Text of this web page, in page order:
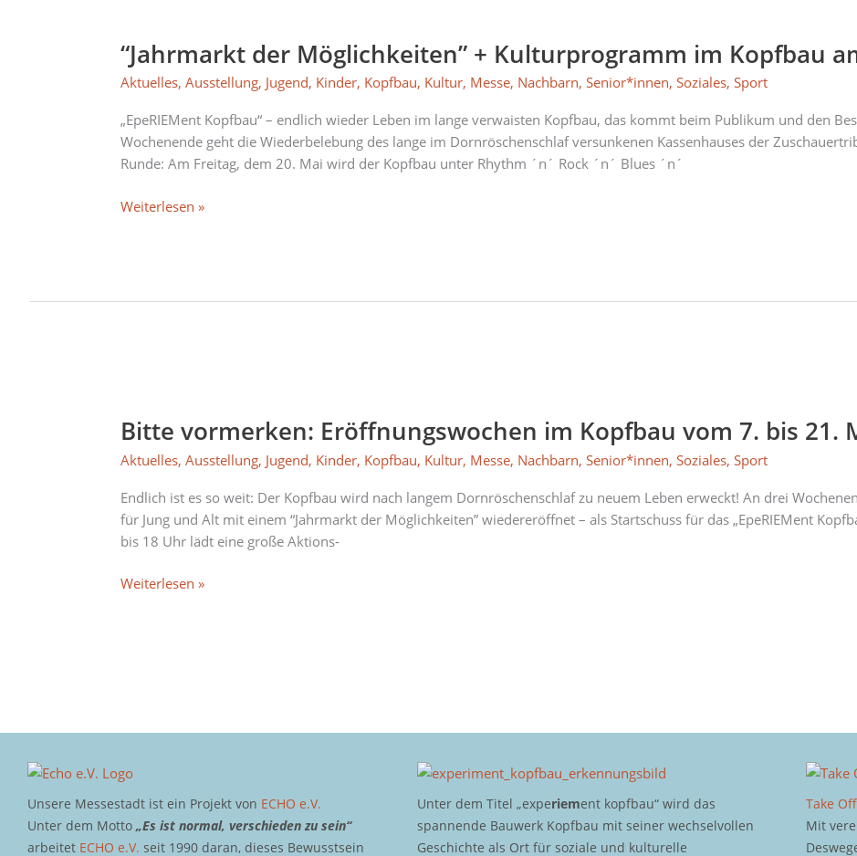
“Jahrmarkt der Möglichkeiten” + Kulturprogramm im Kopfbau
Aktuelles,Ausstellung, Jugend, Kinder, Kopfbau, Kultur, Messe, Nachbarn,Senior*innen,Soziales,Sport
„EpeRIEMent Kopfbau“ – endlich wieder Leben im lange verwaisten Kopfbau, das kommt beim Publikum und den
Wochenende geht die Wiederbelebung des lange im Dornröschenschlaf versunkenen Kassenhauses der
Runde: Am Freitag, dem 20. Mai wird der Kopfbau unter Rhythm ´n´ Rock ´n´ Blues ´n´
Möglichkeiten”
+
Kulturprogramm
im
Kopfbau
am
Mai
Weiterlesen »
Bitte vormerken: Eröffnungswochen im Kopfbau vom 7. bis 21.
Aktuelles,Ausstellung, Jugend, Kinder, Kopfbau, Kultur, Messe, Nachbarn,Senior*innen,Soziales,Sport
Endlich ist es so weit: Der Kopfbau wird nach langem Dornröschenschlaf zu neuem Leben erweckt! An drei
für Jung und Alt mit einem “Jahrmarkt der Möglichkeiten” wiedereröffnet – als Startschuss für das „EpeRIEMent
bis 18 Uhr lädt eine große Aktions-
Eröffnungswochen
im
vom
7.
bis
Mai!
Weiterlesen »
Unsere Messestadt ist ein Projekt von ECHO e.V.
Unter dem Motto „Es ist normal, verschieden zu sein“
arbeitet ECHO e.V. seit 1990 daran, dieses Bewusstsein
Unter dem Titel „experiement kopfbau“ wird das
spannende Bauwerk Kopfbau mit seiner wechselvollen
Geschichte als Ort für soziale und kulturelle
Take
Mit